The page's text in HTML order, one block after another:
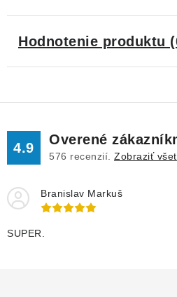
Hodnotenie produktu
4.9
Overené
576 recenzií. Zobraziť
Branislav Markuš
SUPER.